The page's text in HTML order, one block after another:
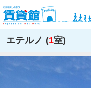
エテルノ (1室)